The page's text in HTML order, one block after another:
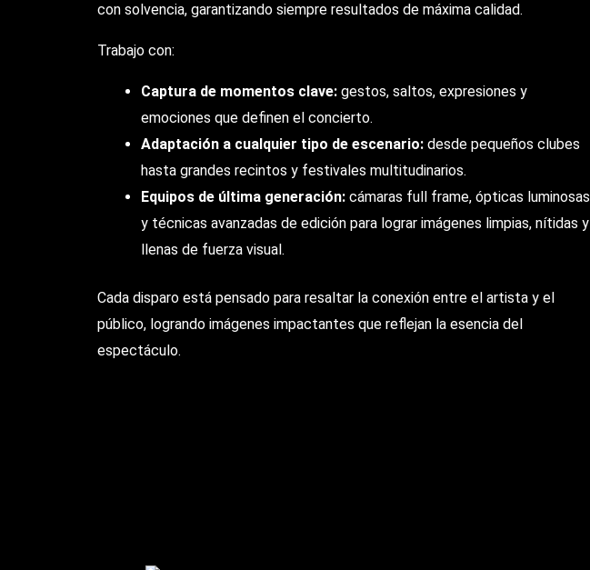
con solvencia, garantizando siempre resultados de máxima calidad.
Trabajo con:
Captura de momentos clave: gestos, saltos, expresiones y
emociones que definen el concierto.
Adaptación a cualquier tipo de escenario: desde pequeños clubes
hasta grandes recintos y festivales multitudinarios.
Equipos de última generación: cámaras full frame, ópticas luminosas
y técnicas avanzadas de edición para lograr imágenes limpias, nítidas y
llenas de fuerza visual.
Cada disparo está pensado para resaltar la conexión entre el artista y el
público, logrando imágenes impactantes que reflejan la esencia del
espectáculo.